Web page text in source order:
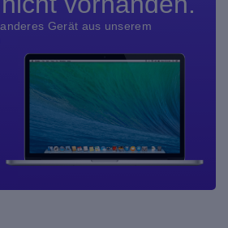
Gerät aus unserem